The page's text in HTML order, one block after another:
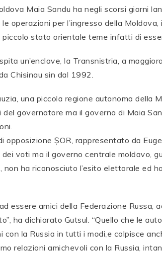
Maia Sandu ha negli scorsi giorni
operazioni per l’ingresso della Moldova,
piccolo stato orientale teme infatti di
un’enclave, la Transnistria, a
Chisinau sin dal 1992.
una piccola regione autonoma della
governatore ma il governo di Maia
opposizione ȘOR, rappresentato da
voti ma il governo centrale moldavo,
ha riconosciuto l’esito elettorale ed
essere amici della Federazione Russa,
ha dichiarato Gutsul. “Quello che le
con la Russia in tutti i modi,e colpisce
relazioni amichevoli con la Russia,